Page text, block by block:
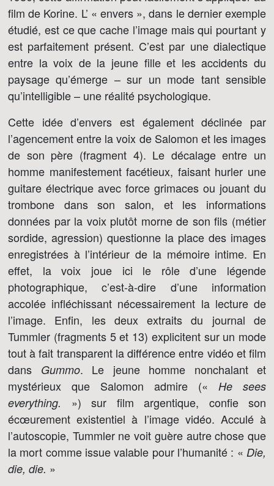
film de Korine. L’ « envers », dans le dernier exemple
étudié, est ce que cache l’image mais qui pourtant y
est parfaitement présent. C’est par une dialectique
entre la voix de la jeune fille et les accidents du
paysage qu’émerge – sur un mode tant sensible
qu’intelligible – une réalité psychologique.
Cette idée d’envers est également déclinée par
l’agencement entre la voix de Salomon et les images
de son père (fragment 4). Le décalage entre un
homme manifestement facétieux, faisant hurler une
guitare électrique avec force grimaces ou jouant du
trombone dans son salon, et les informations
données par la voix plutôt morne de son fils (métier
sordide, agression) questionne la place des images
enregistrées à l’intérieur de la mémoire intime. En
effet, la voix joue ici le rôle d’une légende
photographique, c’est-à-dire d’une information
accolée infléchissant nécessairement la lecture de
l’image. Enfin, les deux extraits du journal de
Tummler (fragments 5 et 13) explicitent sur un mode
tout à fait transparent la différence entre vidéo et film
dans Gummo. Le jeune homme nonchalant et
mystérieux que Salomon admire (« He sees
everything. ») sur film argentique, confie son
écœurement existentiel à l’image vidéo. Acculé à
l’autoscopie, Tummler ne voit guère autre chose que
la mort comme issue valable pour l’humanité : « Die,
die, die. »